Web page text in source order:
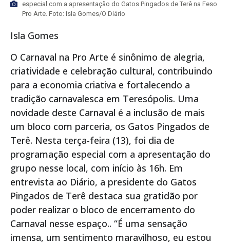
especial com a apresentação do Gatos Pingados de Terê na Feso
Pro Arte. Foto: Isla Gomes/O Diário
Isla Gomes
O Carnaval na Pro Arte é sinônimo de alegria,
criatividade e celebração cultural, contribuindo
para a economia criativa e fortalecendo a
tradição carnavalesca em Teresópolis. Uma
novidade deste Carnaval é a inclusão de mais
um bloco com parceria, os Gatos Pingados de
Terê. Nesta terça-feira (13), foi dia de
programação especial com a apresentação do
grupo nesse local, com início às 16h. Em
entrevista ao Diário, a presidente do Gatos
Pingados de Terê destaca sua gratidão por
poder realizar o bloco de encerramento do
Carnaval nesse espaço.. “É uma sensação
imensa, um sentimento maravilhoso, eu estou